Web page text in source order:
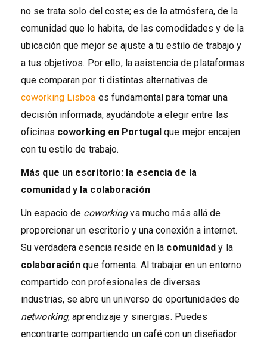
no se trata solo del coste; es de la atmósfera, de la
comunidad que lo habita, de las comodidades y de la
ubicación que mejor se ajuste a tu estilo de trabajo y
a tus objetivos. Por ello, la asistencia de plataformas
que comparan por ti distintas alternativas de
coworking Lisboa es fundamental para tomar una
decisión informada, ayudándote a elegir entre las
oficinas coworking en Portugal que mejor encajen
con tu estilo de trabajo.
Más que un escritorio: la esencia de la
comunidad y la colaboración
Un espacio de coworkingva mucho más allá de
proporcionar un escritorio y una conexión a internet.
Su verdadera esencia reside en la comunidad y la
colaboración que fomenta. Al trabajar en un entorno
compartido con profesionales de diversas
industrias, se abre un universo de oportunidades de
networking, aprendizaje y sinergias. Puedes
encontrarte compartiendo un café con un diseñador